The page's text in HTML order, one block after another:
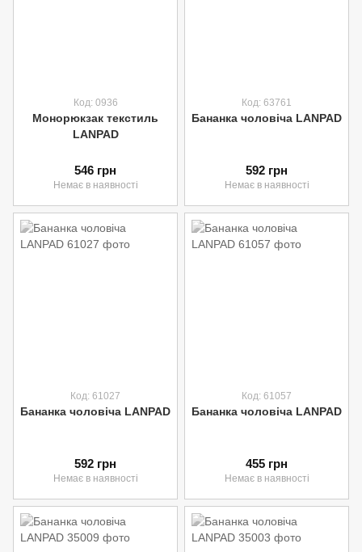
Код: 0936
Монорюкзак текстиль
LANPAD
546 грн
Немає в наявності
Код: 63761
Бананка чоловіча LANPAD
592 грн
Немає в наявності
Код: 61027
Бананка чоловіча LANPAD
592 грн
Немає в наявності
Код: 61057
Бананка чоловіча LANPAD
455 грн
Немає в наявності